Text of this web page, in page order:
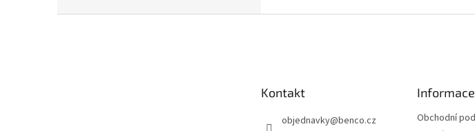
Kontakt
objednavky@benco.cz
Obchodní